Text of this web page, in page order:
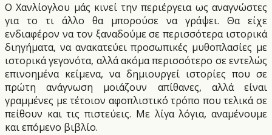
Ο Χανλίογλου μάς κινεί την περιέργεια ως αναγνώστες
για το τι άλλο θα μπορούσε να γράψει. Θα είχε
ενδιαφέρον να τον ξαναδούμε σε περισσότερα ιστορικά
διηγήματα, να ανακατεύει προσωπικές μυθοπλασίες με
ιστορικά γεγονότα, αλλά ακόμα περισσότερο σε εντελώς
επινοημένα κείμενα, να δημιουργεί ιστορίες που σε
πρώτη ανάγνωση μοιάζουν απίθανες, αλλά είναι
γραμμένες με τέτοιον αφοπλιστικό τρόπο που τελικά σε
πείθουν και τις πιστεύεις. Με λίγα λόγια, αναμένουμε
και επόμενο βιβλίο.